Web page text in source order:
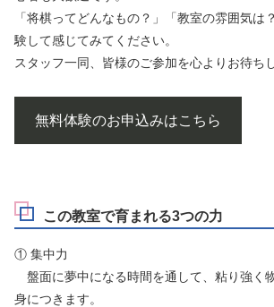
「将棋ってどんなもの？」「教室の雰囲気は
験して感じてみてください。
スタッフ一同、皆様のご参加を心よりお待ち
無料体験のお申込みはこちら
この教室で育まれる3つの力
① 集中力
盤面に夢中になる時間を通して、粘り強く
身につきます。